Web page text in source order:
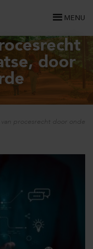
MENU
door
van procesrecht door